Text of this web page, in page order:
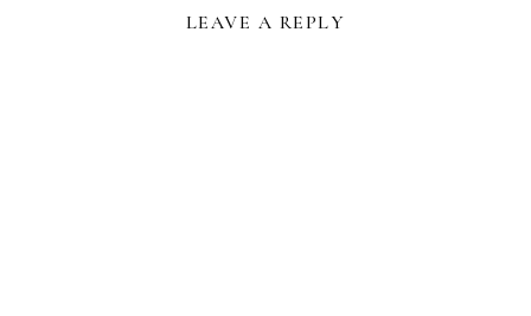
LEAVE A REPLY